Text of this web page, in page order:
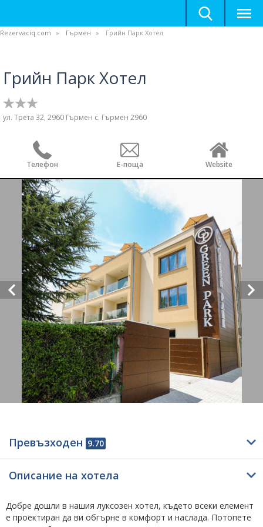
Rezervaciq.com Гърмен Грийн Парк Хотел
Грийн Парк Хотел
ул. Трета 32, 2960 Гърмен с. Гърмен 2960
Телефон Е-поща Website
Превъзходен 9.70
Описание на хотела
Добре дошли в нашия луксозен хотел, където всеки елемент
е проектиран да ви обгърне в комфорт и наслада. Потопете